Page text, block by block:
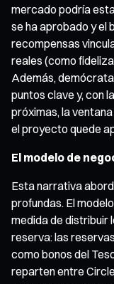
mercado podría
se ha aprobado y el
recompensas
reales (como
Además,
puntos clave y, con
próximas, la
el proyecto quede
El modelo de
Esta narrativa
profundas. El
medida de distribuir
reserva: las
como bonos del
reparten entre